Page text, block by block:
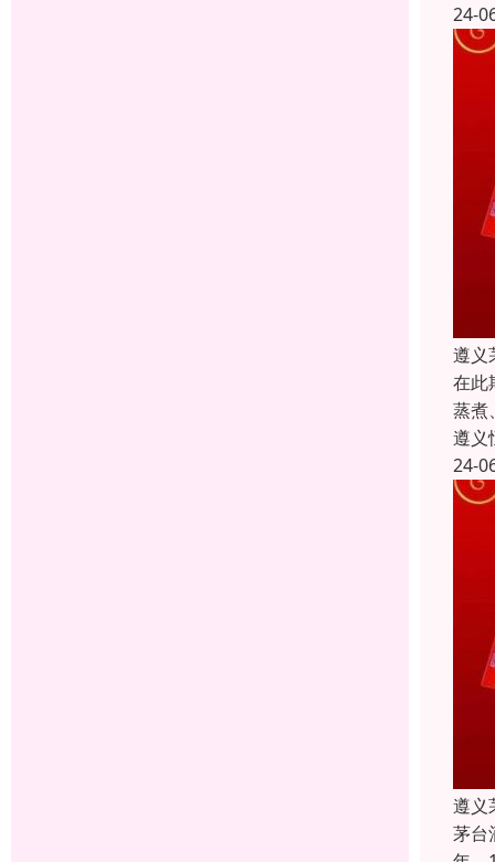
24-
遵义
在此
蒸煮
遵义
24-
遵义
茅台